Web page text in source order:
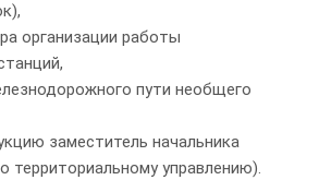
организации работы
пути необщего
заместитель начальника
территориальному управлению).